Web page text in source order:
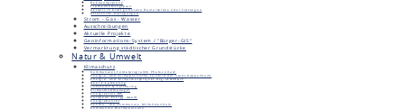
Bebauungspläne
Flächennutzungsplan
Aktuell in Kraft getretene Bauleitpläne oder Satzungen
Öffentliche Auslegungen
Strom - Gas - Wasser
Ausschreibungen
Aktuelle Projekte
Geoinformations-System / "Bürger-GIS"
Vermarktung städtischer Grundstücke
Natur & Umwelt
Klimaschutz
Kommunales Förderprogramm Photovoltaik
Energie- und klimapolitische Leitbild der Stadt Kuppenheim
Energie- und Klimaschutzprojekt RegioENERGIE
Deer E-Carsharing
Ladesäule & Carsharing
Klimaschutzmanager
Energieatlas BW
European Energy Award
Energiebericht
Pendla - die kommunale Mitfahrzentrale
Kommunale Wärmeplanung